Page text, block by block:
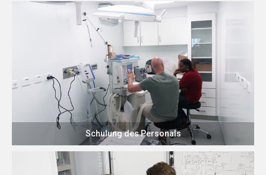
Schulung des Personals